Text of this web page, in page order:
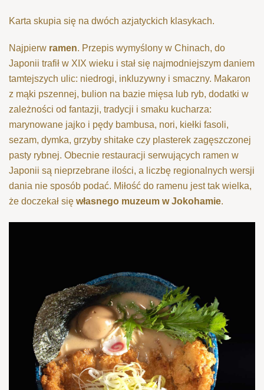
Karta skupia się na dwóch azjatyckich klasykach.
Najpierw ramen. Przepis wymyślony w Chinach, do
Japonii trafił w XIX wieku i stał się najmodniejszym daniem
tamtejszych ulic: niedrogi, inkluzywny i smaczny. Makaron
z mąki pszennej, bulion na bazie mięsa lub ryb, dodatki w
zależności od fantazji, tradycji i smaku kucharza:
marynowane jajko i pędy bambusa, nori, kiełki fasoli,
sezam, dymka, grzyby shitake czy plasterek zagęszczonej
pasty rybnej. Obecnie restauracji serwujących ramen w
Japonii są nieprzebrane ilości, a liczbę regionalnych wersji
dania nie sposób podać. Miłość do ramenu jest tak wielka,
że doczekał się własnego muzeum w Jokohamie.